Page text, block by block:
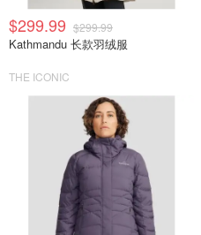
$299.99 $299.99
Kathmandu 长款羽绒服
THE ICONIC